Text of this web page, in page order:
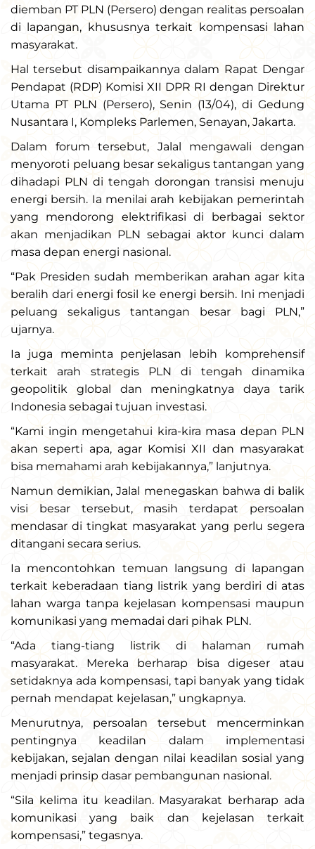
diemban PT PLN (Persero) dengan realitas persoalan
di lapangan, khususnya terkait kompensasi lahan
masyarakat.
Hal tersebut disampaikannya dalam Rapat Dengar
Pendapat (RDP) Komisi XII DPR RI dengan Direktur
Utama PT PLN (Persero), Senin (13/04), di Gedung
Nusantara I, Kompleks Parlemen, Senayan, Jakarta.
Dalam forum tersebut, Jalal mengawali dengan
menyoroti peluang besar sekaligus tantangan yang
dihadapi PLN di tengah dorongan transisi menuju
energi bersih. Ia menilai arah kebijakan pemerintah
yang mendorong elektrifikasi di berbagai sektor
akan menjadikan PLN sebagai aktor kunci dalam
masa depan energi nasional.
“Pak Presiden sudah memberikan arahan agar kita
beralih dari energi fosil ke energi bersih. Ini menjadi
peluang sekaligus tantangan besar bagi PLN,”
ujarnya.
Ia juga meminta penjelasan lebih komprehensif
terkait arah strategis PLN di tengah dinamika
geopolitik global dan meningkatnya daya tarik
Indonesia sebagai tujuan investasi.
“Kami ingin mengetahui kira-kira masa depan PLN
akan seperti apa, agar Komisi XII dan masyarakat
bisa memahami arah kebijakannya,” lanjutnya.
Namun demikian, Jalal menegaskan bahwa di balik
visi besar tersebut, masih terdapat persoalan
mendasar di tingkat masyarakat yang perlu segera
ditangani secara serius.
Ia mencontohkan temuan langsung di lapangan
terkait keberadaan tiang listrik yang berdiri di atas
lahan warga tanpa kejelasan kompensasi maupun
komunikasi yang memadai dari pihak PLN.
“Ada tiang-tiang listrik di halaman rumah
masyarakat. Mereka berharap bisa digeser atau
setidaknya ada kompensasi, tapi banyak yang tidak
pernah mendapat kejelasan,” ungkapnya.
Menurutnya, persoalan tersebut mencerminkan
pentingnya keadilan dalam implementasi
kebijakan, sejalan dengan nilai keadilan sosial yang
menjadi prinsip dasar pembangunan nasional.
“Sila kelima itu keadilan. Masyarakat berharap ada
komunikasi yang baik dan kejelasan terkait
kompensasi,” tegasnya.